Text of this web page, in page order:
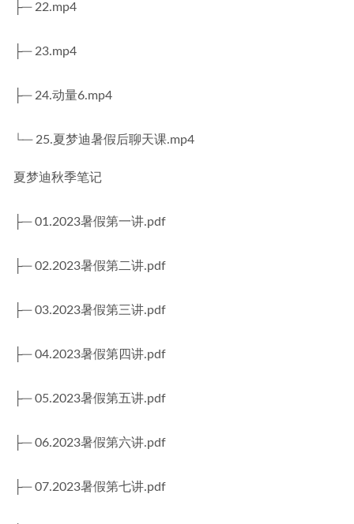
├─ 22.mp4
├─ 23.mp4
├─ 24.动量6.mp4
└─ 25.夏梦迪暑假后聊天课.mp4
夏梦迪秋季笔记
├─ 01.2023暑假第一讲.pdf
├─ 02.2023暑假第二讲.pdf
├─ 03.2023暑假第三讲.pdf
├─ 04.2023暑假第四讲.pdf
├─ 05.2023暑假第五讲.pdf
├─ 06.2023暑假第六讲.pdf
├─ 07.2023暑假第七讲.pdf